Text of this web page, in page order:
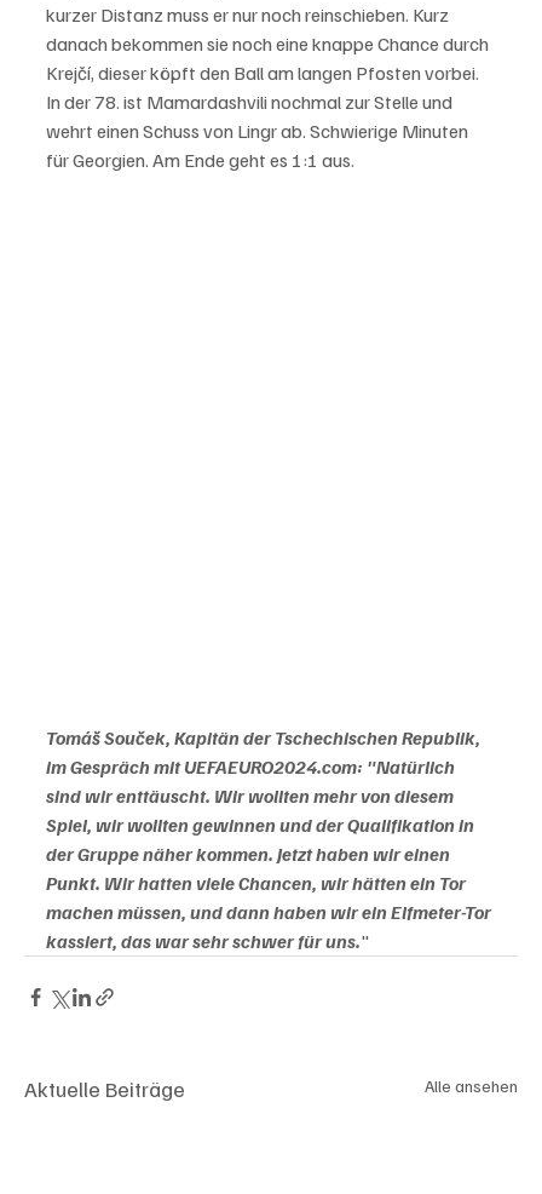
kurzer Distanz muss er nur noch reinschieben. Kurz
danach bekommen sie noch eine knappe Chance durch
Krejčí, dieser köpft den Ball am langen Pfosten vorbei.
In der 78. ist Mamardashvili nochmal zur Stelle und
wehrt einen Schuss von Lingr ab. Schwierige Minuten
für Georgien. Am Ende geht es 1:1 aus.
Tomáš Souček, Kapitän der Tschechischen Republik,
im Gespräch mit UEFAEURO2024.com: "Natürlich
sind wir enttäuscht. Wir wollten mehr von diesem
Spiel, wir wollten gewinnen und der Qualifikation in
der Gruppe näher kommen. Jetzt haben wir einen
Punkt. Wir hatten viele Chancen, wir hätten ein Tor
machen müssen, und dann haben wir ein Elfmeter-Tor
kassiert, das war sehr schwer für uns."
Aktuelle Beiträge Alle ansehen